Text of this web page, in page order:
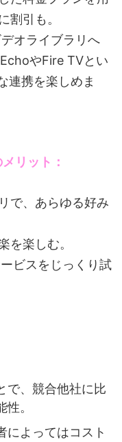
割引も。
オライブラリへ
やFire TVとい
連携を楽しめま
リット：
で、あらゆる好み
を楽しむ。
ビスをじっくり試
で、競合他社に比
。
によってはコスト